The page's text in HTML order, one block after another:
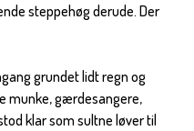
steppehøg derude. Der
grundet lidt regn og
munke, gærdesangere,
klar som sultne løver til